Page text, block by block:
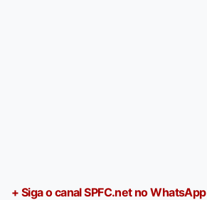
+ Siga o canal SPFC.net no WhatsApp